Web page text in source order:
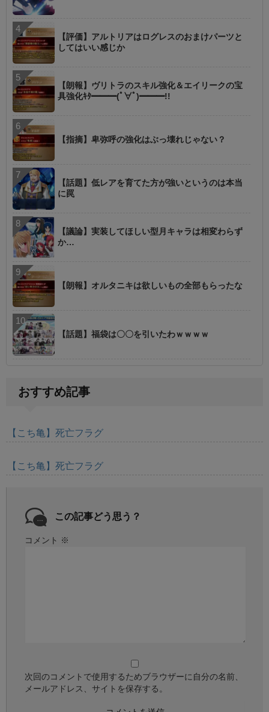
【評価】アルトリアはログレスのおまけパーツと
してはいい感じか
【朗報】ヴリトラのスキル強化＆エイリークの宝
具強化ｷﾀ━━━(ﾟ∀ﾟ)━━━!!
【指摘】卑弥呼の強化はぶっ壊れじゃない？
【話題】低レアを育てた方が強いというのは本当
に罠
【議論】実装してほしい型月キャラは相変わらず
か…
【朗報】オルタニキは欲しいもの全部もらったな
【話題】福袋は〇〇を引いたわｗｗｗｗ
おすすめ記事
【こち亀】死亡フラグ
【こち亀】死亡フラグ
この記事どう思う？
コメント ※
次回のコメントで使用するためブラウザーに自分の名前、
メールアドレス、サイトを保存する。